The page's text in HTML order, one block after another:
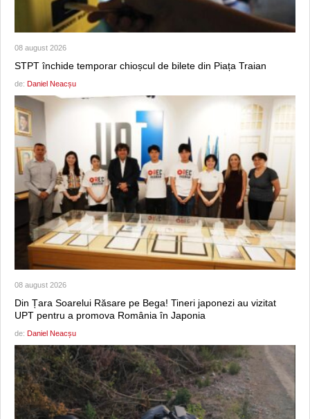
08 august 2026
STPT închide temporar chioșcul de bilete din Piața Traian
de: Daniel Neacșu
08 august 2026
Din Țara Soarelui Răsare pe Bega! Tineri japonezi au vizitat
UPT pentru a promova România în Japonia
de: Daniel Neacșu